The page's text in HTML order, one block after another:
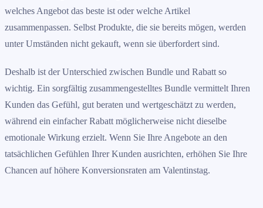
welches Angebot das beste ist oder welche Artikel
zusammenpassen. Selbst Produkte, die sie bereits mögen, werden
unter Umständen nicht gekauft, wenn sie überfordert sind.
Deshalb ist der Unterschied zwischen Bundle und Rabatt so
wichtig. Ein sorgfältig zusammengestelltes Bundle vermittelt Ihren
Kunden das Gefühl, gut beraten und wertgeschätzt zu werden,
während ein einfacher Rabatt möglicherweise nicht dieselbe
emotionale Wirkung erzielt. Wenn Sie Ihre Angebote an den
tatsächlichen Gefühlen Ihrer Kunden ausrichten, erhöhen Sie Ihre
Chancen auf höhere Konversionsraten am Valentinstag.